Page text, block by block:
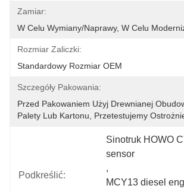
Zamiar:
W Celu Wymiany/naprawy, W Celu
Rozmiar Zaliczki:
Standardowy Rozmiar OEM
Szczegóły Pakowania:
Przed Pakowaniem Użyj Drewnianej
Palety Lub Kartonu, Przetestujemy
Podkreślić:
Sinotruk HOWO
sensor
,
MCY13 diesel